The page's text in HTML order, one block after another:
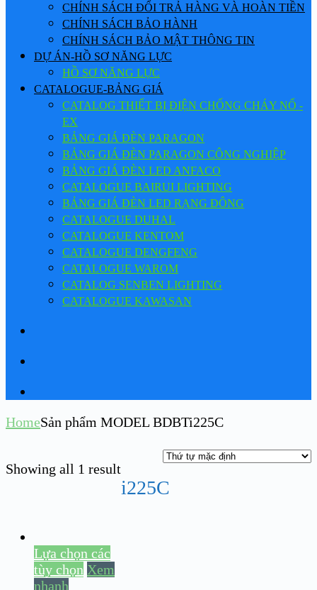
CHÍNH SÁCH ĐỔI TRẢ HÀNG VÀ HOÀN TIỀN
CHÍNH SÁCH BẢO HÀNH
CHÍNH SÁCH BẢO MẬT THÔNG TIN
DỰ ÁN-HỒ SƠ NĂNG LỰC
HỒ SƠ NĂNG LỰC
CATALOGUE-BẢNG GIÁ
CATALOG THIẾT BỊ ĐIỆN CHỐNG CHÁY NỔ -
EX
BẢNG GIÁ ĐÈN PARAGON
BẢNG GIÁ ĐÈN PARAGON CÔNG NGHIỆP
BẢNG GIÁ ĐÈN LED ANFACO
CATALOGUE BAIRUI LIGHTING
BẢNG GIÁ ĐÈN LED RẠNG ĐÔNG
CATALOGUE DUHAL
CATALOGUE KENTOM
CATALOGUE DENGFENG
CATALOGUE WAROM
CATALOG SENBEN LIGHTING
CATALOGUE KAWASAN
HomeSản phẩm MODEL BDBTi225C
Showing all 1 result
i225C
Lựa chọn các
tùy chọn Xem
nhanh